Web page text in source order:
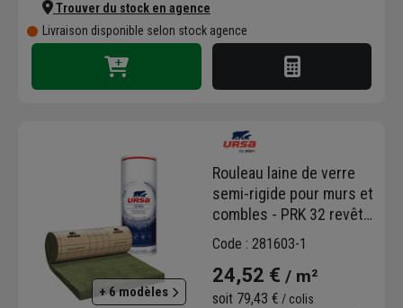
Trouver du stock en agence
Livraison disponible selon stock agence
+ 6 modèles
Rouleau laine de verre
semi-rigide pour murs et
combles - PRK 32 revêtu
kraft Ursa - R=3,75
m².K/W - 2,70 M x 1,20 M
- ép.120 MM
Code : 281603-1
24,52 € / m²
soit 79,43 € / colis